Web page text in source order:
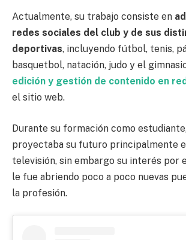
Actualmente, su trabajo consiste en
redes sociales del club y de sus
deportivas, incluyendo fútbol, tenis,
basquetbol, natación, judo y el
edición y gestión de contenido en
el sitio web.
Durante su formación como
proyectaba su futuro principalmente
televisión, sin embargo su interés por
le fue abriendo poco a poco nuevas
la profesión.